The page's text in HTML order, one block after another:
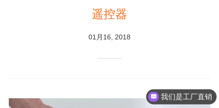
遥控器
01月16, 2018
我们是工厂直销